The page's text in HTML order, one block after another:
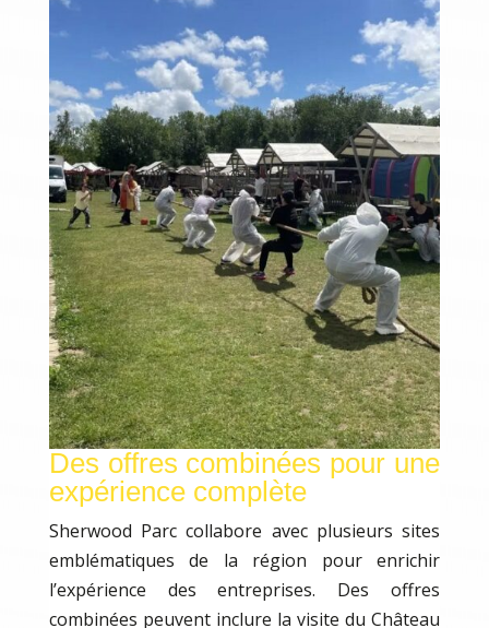
Des offres combinées pour une
expérience complète
Sherwood Parc collabore avec plusieurs sites
emblématiques de la région pour enrichir
l’expérience des entreprises. Des offres
combinées peuvent inclure la visite du Château